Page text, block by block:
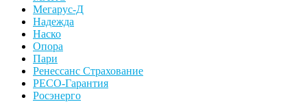
Мегарус-Д
Надежда
Наско
Опора
Пари
Ренессанс Страхование
РЕСО-Гарантия
Росэнерго